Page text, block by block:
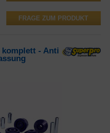
FRAGE ZUM PRODUKT
komplett - Anti